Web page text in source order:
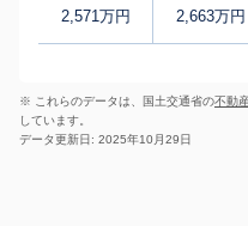
2,571万円 2,663万円
※ これらのデータは、国土交通省の不動
しています。
データ更新日: 2025年10月29日